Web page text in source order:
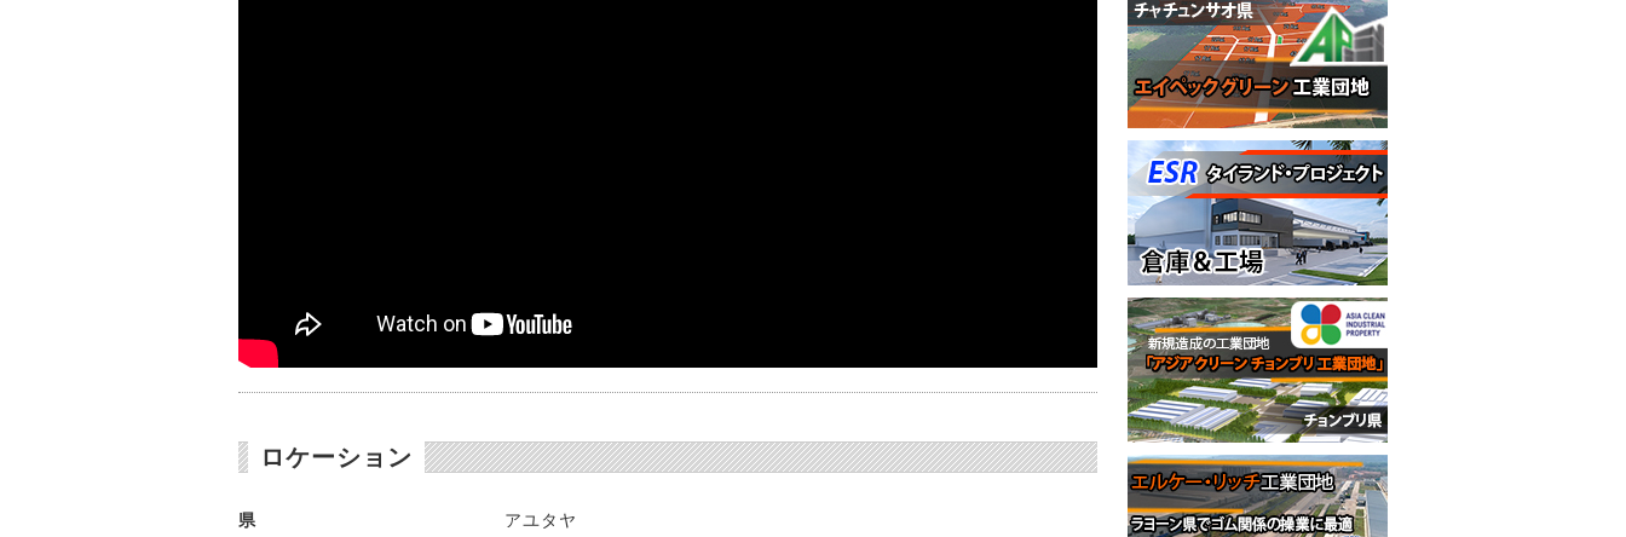
ロケーション
県 アユタヤ